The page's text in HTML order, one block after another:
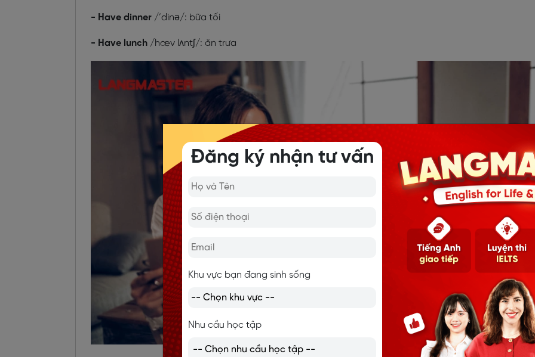
- Have dinner /’dinə/: bữa tối
- Have lunch /hæv lʌntʃ/: ăn trưa
Đăng ký nhận tư vấn
Khu vực bạn đang sinh sống
Nhu cầu học tập